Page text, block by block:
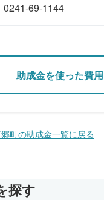
0241-69-1144
助成金を使った費
町の助成金一覧に戻る
探す